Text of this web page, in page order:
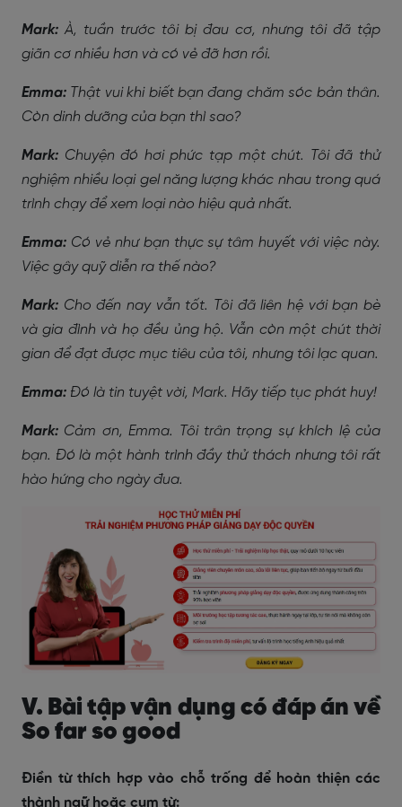
Mark: À, tuần trước tôi bị đau cơ, nhưng tôi đã tập
giãn cơ nhiều hơn và có vẻ đỡ hơn rồi.
Emma: Thật vui khi biết bạn đang chăm sóc bản thân.
Còn dinh dưỡng của bạn thì sao?
Mark: Chuyện đó hơi phức tạp một chút. Tôi đã thử
nghiệm nhiều loại gel năng lượng khác nhau trong quá
trình chạy để xem loại nào hiệu quả nhất.
Emma: Có vẻ như bạn thực sự tâm huyết với việc này.
Việc gây quỹ diễn ra thế nào?
Mark: Cho đến nay vẫn tốt. Tôi đã liên hệ với bạn bè
và gia đình và họ đều ủng hộ. Vẫn còn một chút thời
gian để đạt được mục tiêu của tôi, nhưng tôi lạc quan.
Emma: Đó là tin tuyệt vời, Mark. Hãy tiếp tục phát huy!
Mark: Cảm ơn, Emma. Tôi trân trọng sự khích lệ của
bạn. Đó là một hành trình đầy thử thách nhưng tôi rất
hào hứng cho ngày đua.
V. Bài tập vận dụng có đáp án về
So far so good
Điền từ thích hợp vào chỗ trống để hoàn thiện các
thành ngữ hoặc cụm từ: